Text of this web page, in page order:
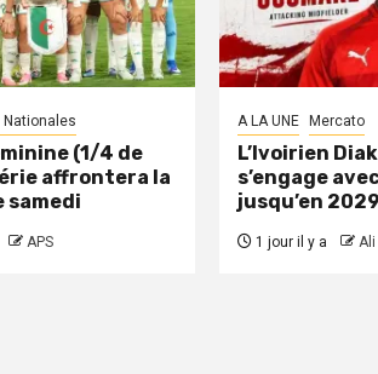
Nationales
(1/4 de
affrontera la
samedi
APS
A LA UNE Mercato
L’Ivoirien
s’engage
jusqu’en 2029
1 jour il y a Ali